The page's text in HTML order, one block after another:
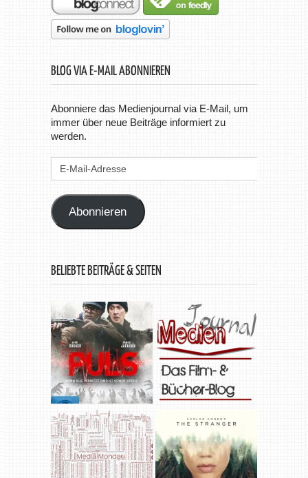
BLOG VIA E-MAIL ABONNIEREN
Abonniere das Medienjournal via E-Mail, um
immer über neue Beiträge informiert zu
werden.
Mail-
Abonnieren
BELIEBTE BEITRÄGE & SEITEN